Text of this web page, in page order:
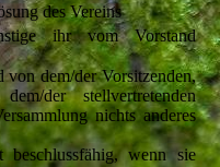
des Vereins
ihr vom Vorstand
dem/der Vorsitzenden,
der stellvertretenden
nichts anderes
wenn sie